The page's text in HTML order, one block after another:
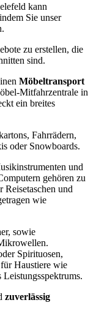
kann
Sie unser
zu erstellen, die
sind.
Möbeltransport
Mitfahrzentrale in
ein breites
Fahrrädern,
oder Snowboards.
und
gehören zu
und
wie
sowie
Spirituosen,
Haustiere wie
zuverlässig